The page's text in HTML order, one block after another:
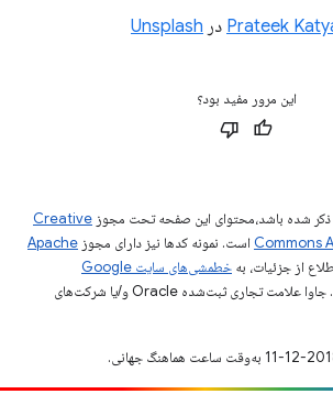
Prateek در Unsplash
این مرور مفید بود؟
ذکر شده باشد،‌محتوای این صفحه تحت مجوز Creative
Commons است. نمونه کدها نیز دارای مجوز Apache
از جزئیات، به
خطمشی‌های سایت Google
مراجعه کنید. جاوا علامت تجاری ثبت‌شده Oracle و/یا شرکت‌های